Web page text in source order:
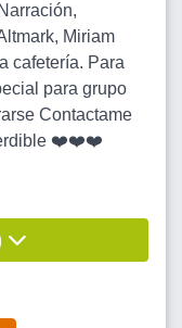
Miriam
cafetería. Para
para grupo
Contactame
❤️❤️❤️